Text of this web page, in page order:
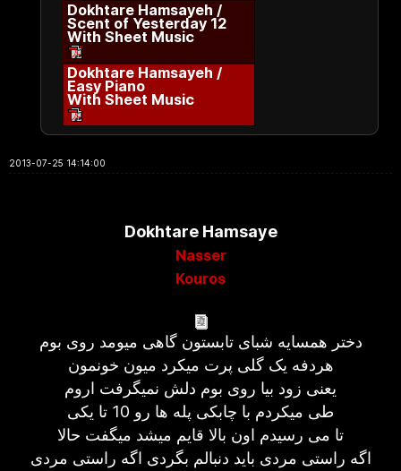
Dokhtare Hamsayeh /
Scent of Yesterday 12
With Sheet Music
Dokhtare Hamsayeh /
Easy Piano
With Sheet Music
2013-07-25 14:14:00
Dokhtare Hamsaye
Nasser
Kouros
دختر همسایه شبای تابستون گاهی میومد روی بوم
هردفه یک گلی پرت میکرد میون خونمون
یعنی زود بیا روی بوم دلش نمیگرفت اروم
طی میکردم با چابکی پله ها رو 10 تا یکی
تا می رسیدم اون بالا قایم میشد میگفت حالا
اگه راستی مردی باید دنبالم بگردی اگه راستی مردی